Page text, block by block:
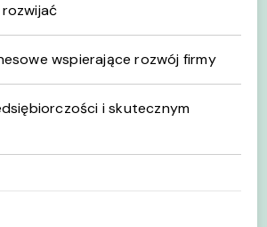
wspierające rozwój firmy
i skutecznym